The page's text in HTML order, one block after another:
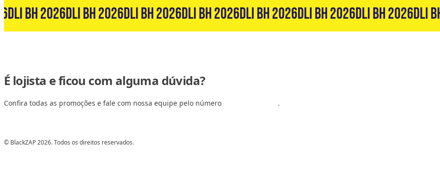
DLI BH 2026DLI BH 2026DLI BH 2026DLI BH 2026DLI BH 2026DLI BH 2026DLI BH 2026DLI
É lojista e ficou com alguma dúvida?
Confira todas as promoções e fale com nossa equipe pelo número .
© BlackZAP 2026. Todos os direitos reservados.